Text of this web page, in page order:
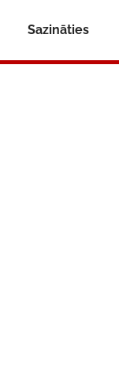
Sazināties